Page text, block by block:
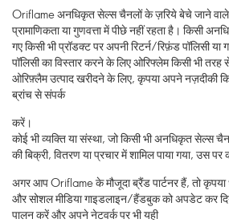
Oriflame अनधिकृत सेल्स चैनलों के ज़रिये बेचे जाने वाले
प्रामाणिकता या गुणवत्ता में पीछे नहीं रहता है। किसी
गए किसी भी प्रॉडक्ट पर अपनी रिटर्न/रिफ़ंड पॉलिसी
पॉलिसी का विस्तार करने के लिए ओरिफ्लेम किसी भी तरह
ओरिफ़्लैम उत्पाद खरीदने के लिए, कृपया अपने नज़दीकी
ब्रांच से संपर्क
करें।
कोई भी व्यक्ति या संस्था, जो किसी भी अनधिकृत सेल्स
की बिक्री, वितरण या प्रचार में शामिल पाया गया, उस पर
अगर आप Oriflame के मौजूदा ब्रैंड पार्टनर हैं, तो
और सोशल मीडिया गाइडलाइन/हैंडबुक को अपडेट कर
पालन करें और अपने नेटवर्क पर भी यही